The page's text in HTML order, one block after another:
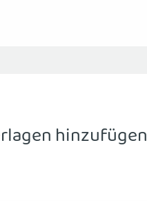
hinzufügen